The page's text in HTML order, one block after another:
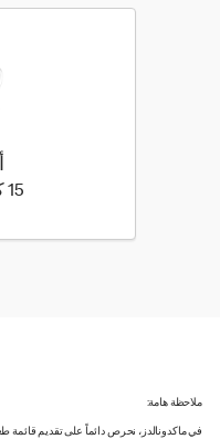
15 كيلو كالوري
ملاحظة هامة:
في ماكدونالدز، نحرص دائماً على تقديم قائمة